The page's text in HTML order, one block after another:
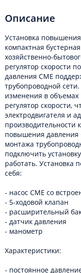
Описание
Установка
компактная
хозяйственно-
регулятор скорости
давления CME
трубопроводной
изменения в объемах
регулятор скорости,
электродвигателя и
производительности
повышения давления
монтажа
подключить
работать. Установка
себя:
- насос CME со
- 5-ходовой клапан
- расширительный
- датчик давления
- манометр
Характеристики:
- постоянное